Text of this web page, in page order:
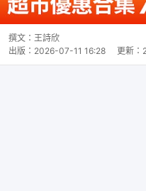
撰文： 王詩欣
出版： 2026-07-11 16:28 更新：